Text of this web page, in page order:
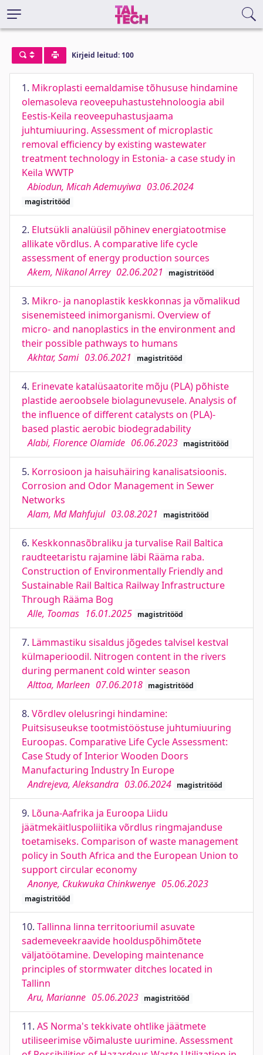
Kirjeid leitud: 100
1. Mikroplasti eemaldamise tõhususe hindamine
olemasoleva reoveepuhastustehnoloogia abil
Eestis-Keila reoveepuhastusjaama
juhtumiuuring. Assessment of microplastic
removal efficiency by existing wastewater
treatment technology in Estonia- a case study in
Keila WWTP
Abiodun, Micah Ademuyiwa 03.06.2024
magistritööd
2. Elutsükli analüüsil põhinev energiatootmise
allikate võrdlus. A comparative life cycle
assessment of energy production sources
Akem, Nikanol Arrey 02.06.2021 magistritööd
3. Mikro- ja nanoplastik keskkonnas ja võmalikud
sisenemisteed inimorganismi. Overview of
micro- and nanoplastics in the environment and
their possible pathways to humans
Akhtar, Sami 03.06.2021 magistritööd
4. Erinevate katalüsaatorite mõju (PLA) põhiste
plastide aeroobsele biolagunevusele. Analysis of
the influence of different catalysts on (PLA)-
based plastic aerobic biodegradability
Alabi, Florence Olamide 06.06.2023 magistritööd
5. Korrosioon ja haisuhäiring kanalisatsioonis.
Corrosion and Odor Management in Sewer
Networks
Alam, Md Mahfujul 03.08.2021 magistritööd
6. Keskkonnasõbraliku ja turvalise Rail Baltica
raudteetaristu rajamine läbi Rääma raba.
Construction of Environmentally Friendly and
Sustainable Rail Baltica Railway Infrastructure
Through Rääma Bog
Alle, Toomas 16.01.2025 magistritööd
7. Lämmastiku sisaldus jõgedes talvisel kestval
külmaperioodil. Nitrogen content in the rivers
during permanent cold winter season
Alttoa, Marleen 07.06.2018 magistritööd
8. Võrdlev olelusringi hindamine:
Puitsisuseukse tootmistööstuse juhtumiuuring
Euroopas. Comparative Life Cycle Assessment:
Case Study of Interior Wooden Doors
Manufacturing Industry In Europe
Andrejeva, Aleksandra 03.06.2024 magistritööd
9. Lõuna-Aafrika ja Euroopa Liidu
jäätmekäitluspoliitika võrdlus ringmajanduse
toetamiseks. Comparison of waste management
policy in South Africa and the European Union to
support circular economy
Anonye, Ckukwuka Chinkwenye 05.06.2023
magistritööd
10. Tallinna linna territooriumil asuvate
sademeveekraavide hoolduspõhimõtete
väljatöötamine. Developing maintenance
principles of stormwater ditches located in
Tallinn
Aru, Marianne 05.06.2023 magistritööd
11. AS Norma's tekkivate ohtlike jäätmete
utiliseerimise võimaluste uurimine. Assessment